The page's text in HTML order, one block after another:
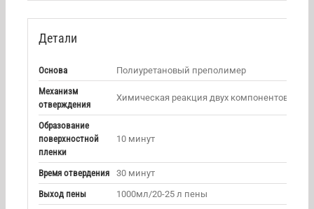
Детали
Основа
Полиуретановый преполимер
Механизм
отверждения
Химическая реакция двух компонентов
Образование
поверхностной
пленки
10 минут
Время отвердения
30 минут
Выход пены
1000мл/20-25 л пены